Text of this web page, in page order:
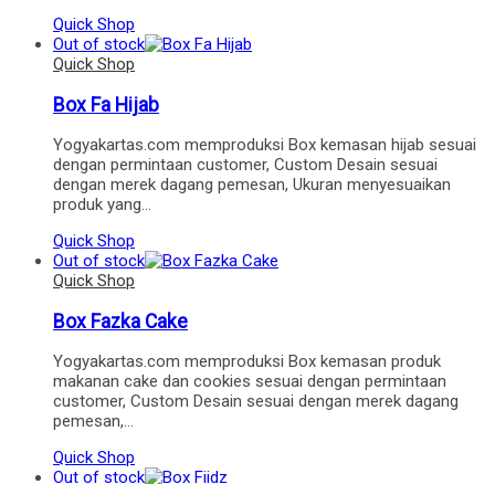
Quick Shop
Out of stock
Quick Shop
Box Fa Hijab
Yogyakartas.com memproduksi Box kemasan hijab sesuai
dengan permintaan customer, Custom Desain sesuai
dengan merek dagang pemesan, Ukuran menyesuaikan
produk yang…
Quick Shop
Out of stock
Quick Shop
Box Fazka Cake
Yogyakartas.com memproduksi Box kemasan produk
makanan cake dan cookies sesuai dengan permintaan
customer, Custom Desain sesuai dengan merek dagang
pemesan,…
Quick Shop
Out of stock